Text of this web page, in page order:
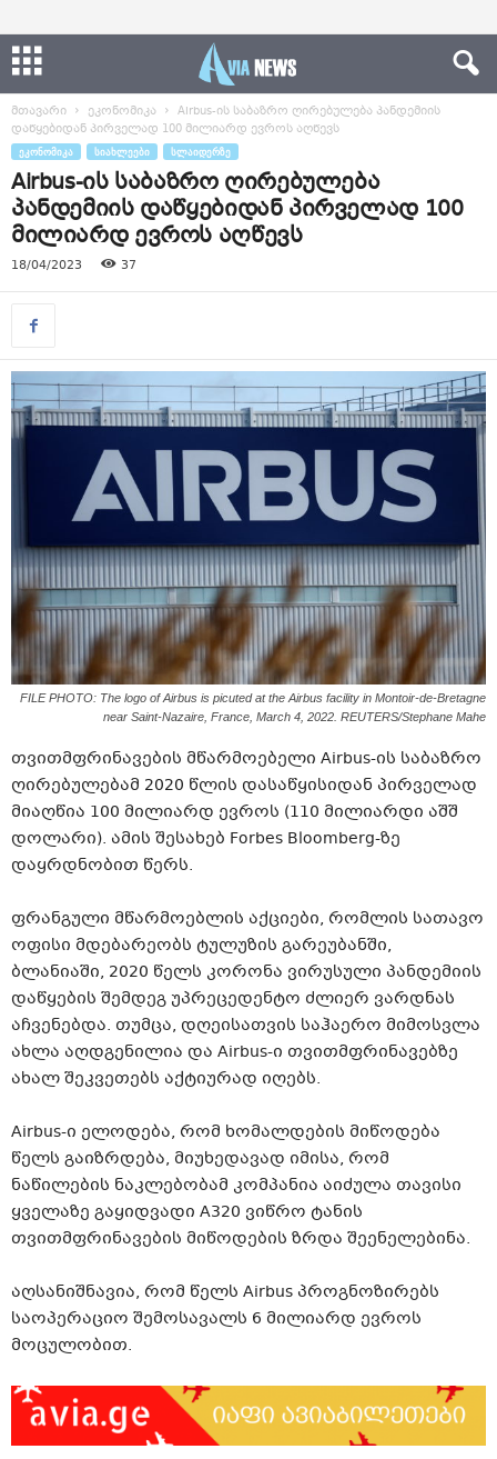
მთავარი ეკონომიკა
Airbus-ის საბაზრო ღირებულება პანდემიის
დაწყებიდან პირველად 100 მილიარდ ევროს აღწევს
ᲔᲙᲝᲜᲝᲛᲘᲙᲐ ᲡᲘᲐᲮᲚᲔᲔᲑᲘ ᲡᲚᲐᲘᲓᲔᲠᲖᲔ
Airbus-ის საბაზრო ღირებულება
პანდემიის დაწყებიდან პირველად 100
მილიარდ ევროს აღწევს
18/04/2023 37
FILE PHOTO: The logo of Airbus is picuted at the Airbus facility in Montoir-de-Bretagne
near Saint-Nazaire, France, March 4, 2022. REUTERS/Stephane Mahe
თვითმფრინავების მწარმოებელი Airbus-ის საბაზრო
ღირებულებამ 2020 წლის დასაწყისიდან პირველად
მიაღწია 100 მილიარდ ევროს (110 მილიარდი აშშ
დოლარი). ამის შესახებ Forbes Bloomberg-ზე
დაყრდნობით წერს.
ფრანგული მწარმოებლის აქციები, რომლის სათავო
ოფისი მდებარეობს ტულუზის გარეუბანში,
ბლანიაში, 2020 წელს კორონა ვირუსული პანდემიის
დაწყების შემდეგ უპრეცედენტო ძლიერ ვარდნას
აჩვენებდა. თუმცა, დღეისათვის საჰაერო მიმოსვლა
ახლა აღდგენილია და Airbus-ი თვითმფრინავებზე
ახალ შეკვეთებს აქტიურად იღებს.
Airbus-ი ელოდება, რომ ხომალდების მიწოდება
წელს გაიზრდება, მიუხედავად იმისა, რომ
ნაწილების ნაკლებობამ კომპანია აიძულა თავისი
ყველაზე გაყიდვადი A320 ვიწრო ტანის
თვითმფრინავების მიწოდების ზრდა შეენელებინა.
აღსანიშნავია, რომ წელს Airbus პროგნოზირებს
საოპერაციო შემოსავალს 6 მილიარდ ევროს
მოცულობით.